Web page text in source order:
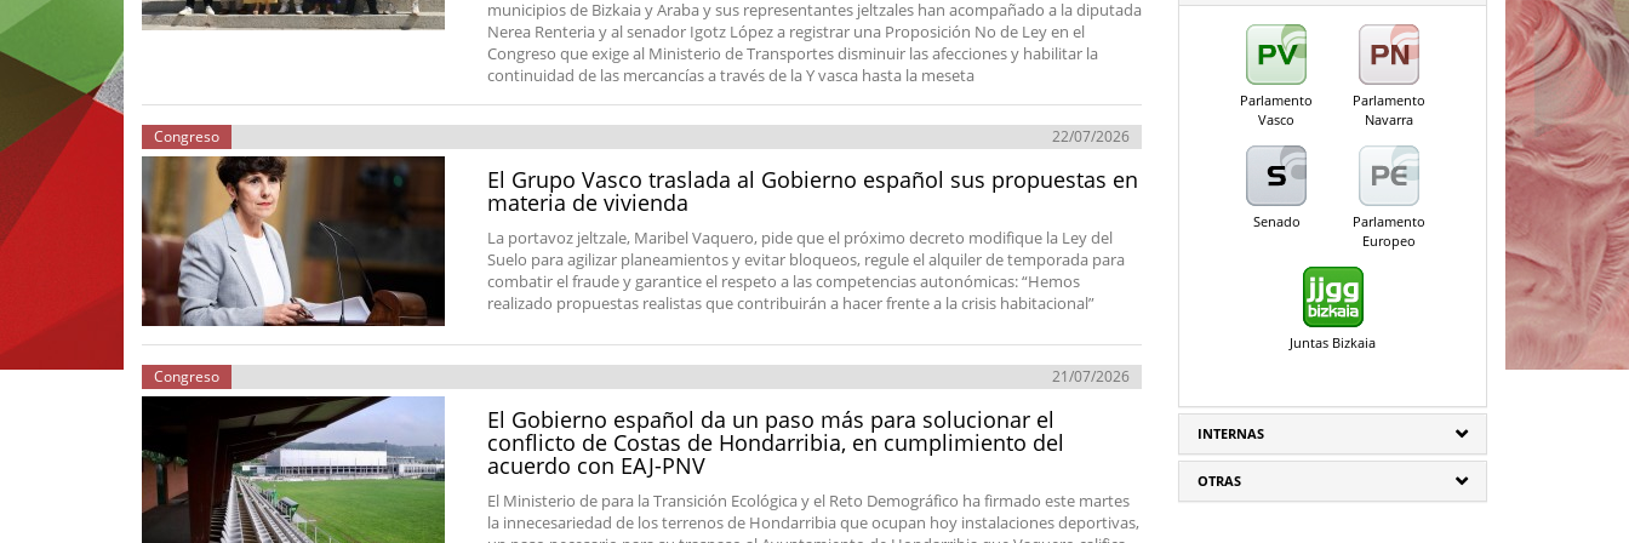
municipios de Bizkaia y Araba y sus representantes jeltzales han acompañado a la diputada
Nerea Renteria y al senador Igotz López a registrar una Proposición No de Ley en el
Congreso que exige al Ministerio de Transportes disminuir las afecciones y habilitar la
continuidad de las mercancías a través de la Y vasca hasta la meseta
Congreso 22/07/2026
El Grupo Vasco traslada al Gobierno español sus propuestas en
materia de vivienda
La portavoz jeltzale, Maribel Vaquero, pide que el próximo decreto modifique la Ley del
Suelo para agilizar planeamientos y evitar bloqueos, regule el alquiler de temporada para
combatir el fraude y garantice el respeto a las competencias autonómicas: “Hemos
realizado propuestas realistas que contribuirán a hacer frente a la crisis habitacional”
Congreso 21/07/2026
El Gobierno español da un paso más para solucionar el
conflicto de Costas de Hondarribia, en cumplimiento del
acuerdo con EAJ-PNV
El Ministerio de para la Transición Ecológica y el Reto Demográfico ha firmado este martes
la innecesariedad de los terrenos de Hondarribia que ocupan hoy instalaciones deportivas,
Parlamento
Vasco
Parlamento
Navarra
Senado
Parlamento
Europeo
Juntas Bizkaia
INTERNAS
OTRAS